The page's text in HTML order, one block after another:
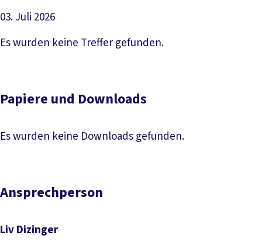
03. Juli 2026
Artikel lesen
Es wurden keine Treffer gefunden.
Papiere und Downloads
Es wurden keine Downloads gefunden.
Ansprechperson
Liv Dizinger